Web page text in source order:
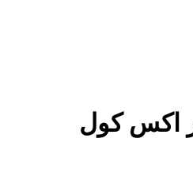
اكس كول